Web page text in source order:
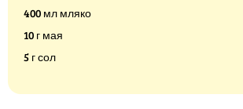
400 мл мляко
10 г мая
5 г сол